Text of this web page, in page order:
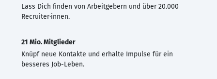
Lass Dich finden von Arbeitgebern und über 20.000
Recruiter·innen.
21 Mio. Mitglieder
Knüpf neue Kontakte und erhalte Impulse für ein
besseres Job-Leben.